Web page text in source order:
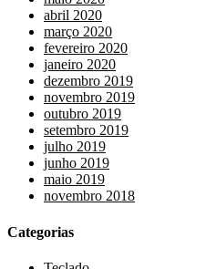
abril 2020
março 2020
fevereiro 2020
janeiro 2020
dezembro 2019
novembro 2019
outubro 2019
setembro 2019
julho 2019
junho 2019
maio 2019
novembro 2018
Categorias